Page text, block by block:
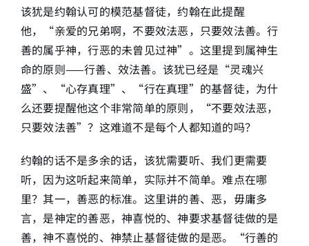
圣经解析
简介
下载
该犹是约翰认可的模范基督徒，约翰在此提醒
他，“亲爱的兄弟啊，不要效法恶，只要效法善。行
善的属乎神，行恶的未曾见过神”。这里提到属神生
命的原则——行善、效法善。该犹已经是“灵魂兴
盛”、“心存真理”、“行在真理”的基督徒，为什
么还要提醒他这个非常简单的原则，“不要效法恶，
只要效法善”？这难道不是每个人都知道的吗？
约翰的话不是多余的话，该犹需要听、我们更需要
听，因为这听起来简单，实际并不简单。难点在哪
里？其一，善恶的标准。这里讲的善、恶，毋庸多
言，是神定的善恶，神喜悦的、神要求基督徒做的是
善，神不喜悦的、神禁止基督徒做的是恶。“行善的